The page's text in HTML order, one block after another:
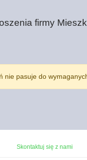
firmy
nie pasuje do
Skontaktuj się z nami